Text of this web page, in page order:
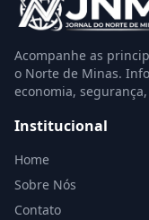
Acompanhe as
o Norte de Minas.
economia,
Institucional
Home
Sobre Nós
Contato